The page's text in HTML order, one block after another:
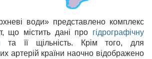
води» представлено комплекс
що містить дані про гідрографічну
та її щільність. Крім того, для
артерій країни наочно відображено